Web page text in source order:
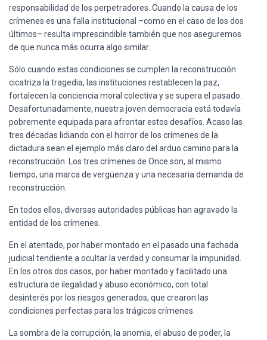
responsabilidad de los perpetradores. Cuando la causa de los
crímenes es una falla institucional –como en el caso de los dos
últimos– resulta imprescindible también que nos aseguremos
de que nunca más ocurra algo similar.
Sólo cuando estas condiciones se cumplen la reconstrucción
cicatriza la tragedia, las instituciones restablecen la paz,
fortalecen la conciencia moral colectiva y se supera el pasado.
Desafortunadamente, nuestra joven democracia está todavía
pobremente equipada para afrontar estos desafíos. Acaso las
tres décadas lidiando con el horror de los crímenes de la
dictadura sean el ejemplo más claro del arduo camino para la
reconstrucción. Los tres crímenes de Once son, al mismo
tiempo, una marca de vergüenza y una necesaria demanda de
reconstrucción.
En todos ellos, diversas autoridades públicas han agravado la
entidad de los crímenes.
En el atentado, por haber montado en el pasado una fachada
judicial tendiente a ocultar la verdad y consumar la impunidad.
En los otros dos casos, por haber montado y facilitado una
estructura de ilegalidad y abuso económico, con total
desinterés por los riesgos generados, que crearon las
condiciones perfectas para los trágicos crímenes.
La sombra de la corrupción, la anomia, el abuso de poder, la